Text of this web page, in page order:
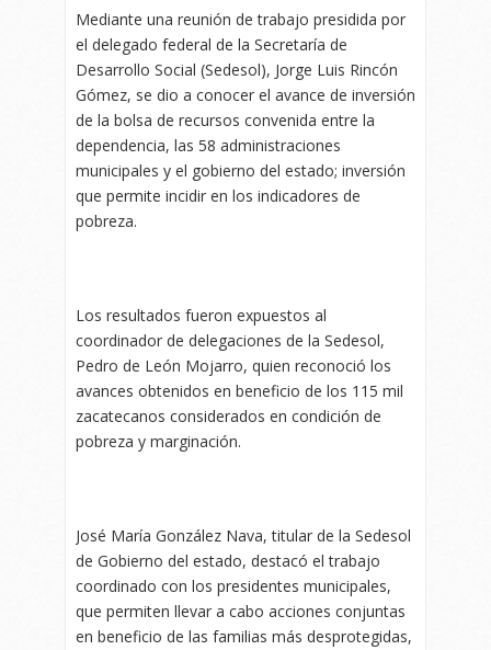
Mediante una reunión de trabajo presidida por
el delegado federal de la Secretaría de
Desarrollo Social (Sedesol), Jorge Luis Rincón
Gómez, se dio a conocer el avance de inversión
de la bolsa de recursos convenida entre la
dependencia, las 58 administraciones
municipales y el gobierno del estado; inversión
que permite incidir en los indicadores de
pobreza.
Los resultados fueron expuestos al
coordinador de delegaciones de la Sedesol,
Pedro de León Mojarro, quien reconoció los
avances obtenidos en beneficio de los 115 mil
zacatecanos considerados en condición de
pobreza y marginación.
José María González Nava, titular de la Sedesol
de Gobierno del estado, destacó el trabajo
coordinado con los presidentes municipales,
que permiten llevar a cabo acciones conjuntas
en beneficio de las familias más desprotegidas,